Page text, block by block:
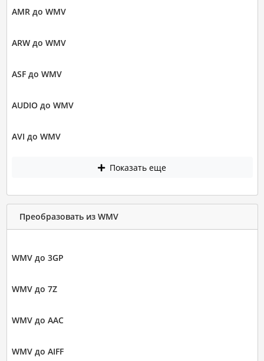
AMR до WMV
ARW до WMV
ASF до WMV
AUDIO до WMV
AVI до WMV
Показать еще
Преобразовать из WMV
WMV до 3GP
WMV до 7Z
WMV до AAC
WMV до AIFF